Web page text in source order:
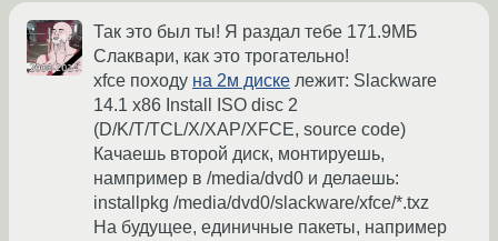
Так это был ты! Я раздал тебе 171.9МБ
Слаквари, как это трогательно!
xfce походу на 2м диске лежит: Slackware
14.1 x86 Install ISO disc 2
(D/K/T/TCL/X/XAP/XFCE, source code)
Качаешь второй диск, монтируешь,
нампример в /media/dvd0 и делаешь:
installpkg /media/dvd0/slackware/xfce/*.txz
На будущее, единичные пакеты, например